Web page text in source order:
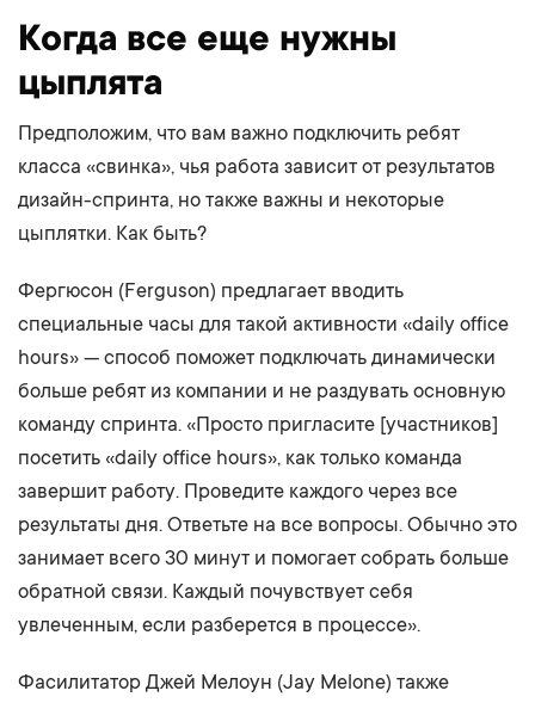
Когда все еще нужны
цыплята
Предположим, что вам важно подключить ребят
класса «свинка», чья работа зависит от результатов
дизайн-спринта, но также важны и некоторые
цыплятки. Как быть?
Фергюсон (Ferguson) предлагает вводить
специальные часы для такой активности «daily office
hours» — способ поможет подключать динамически
больше ребят из компании и не раздувать основную
команду спринта. «Просто пригласите [участников]
посетить «daily office hours», как только команда
завершит работу. Проведите каждого через все
результаты дня. Ответьте на все вопросы. Обычно это
занимает всего 30 минут и помогает собрать больше
обратной связи. Каждый почувствует себя
увлеченным, если разберется в процессе».
Фасилитатор Джей Мелоун (Jay Melone) также